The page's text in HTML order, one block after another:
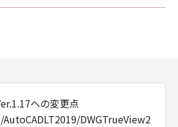
ヘの変更点
AutoCADLT2019/DWGTrueView2